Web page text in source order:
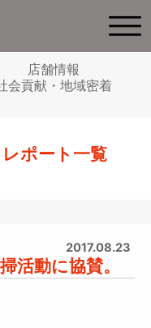
店舗情報
会貢献・地域密着
ポート一覧
2017.08.23
活動に協賛。